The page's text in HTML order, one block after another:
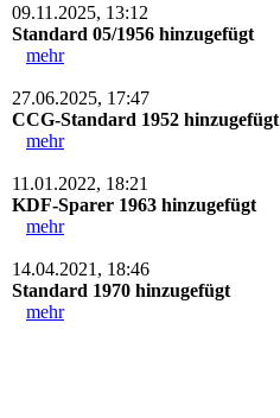
09.11.2025, 13:12
Standard 05/1956 hinzugefügt
mehr
27.06.2025, 17:47
CCG-Standard 1952 hinzugefügt
mehr
11.01.2022, 18:21
KDF-Sparer 1963 hinzugefügt
mehr
14.04.2021, 18:46
Standard 1970 hinzugefügt
mehr